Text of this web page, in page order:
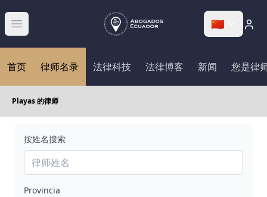
Abrir menú 🇨🇳
首页 律师名录 法律科技 法律博客 新闻 您是律
Playas 的律师
按姓名搜索
Provincia